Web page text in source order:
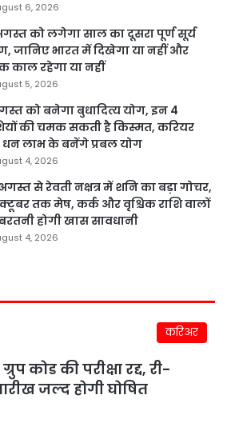
6, 2026
को लगेगा साल का दूसरा पूर्ण सूर्य
जानिए भारत में दिखेगा या नहीं और
काल रहेगा या नहीं
5, 2026
को बनेगा बुधादित्य योग, इन 4
की चमक सकती है किस्मत, करियर
लाभ के बनेंगे प्रबल योग
4, 2026
से रेवती नक्षत्र में शनि का बड़ा गोचर,
तक मेष, कर्क और वृश्चिक राशि वालों
होगी खास सावधानी
4, 2026
करिअर
कोड की परीक्षा रद्द, री-
जल्द होगी घोषित